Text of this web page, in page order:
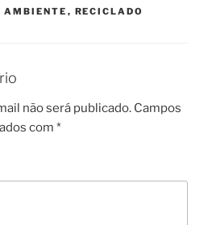
AMBIENTE , RECICLADO
não será publicado. Campos
com *